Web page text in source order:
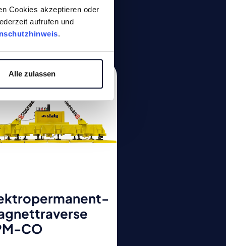
Cookies akzeptieren oder
aufrufen und
.
Alle zulassen
CO